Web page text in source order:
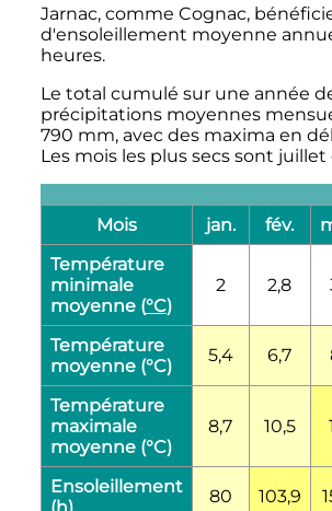
Jarnac, comme Cognac,
d'ensoleillement moyenne
heures.
Le total cumulé sur une année
précipitations moyennes
790 mm, avec des maxima en
Les mois les plus secs sont
Mois
jan. fév.
Température
minimale
moyenne (°C)
2 2,8
Température
moyenne (°C)
5,4 6,7
Température
maximale
moyenne (°C)
8,7 10,5
Ensoleillement
(h)
80 103,9